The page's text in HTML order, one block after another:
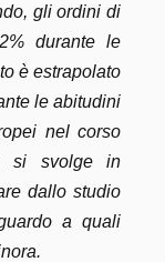
gli ordini di
durante le
è estrapolato
le abitudini
nel corso
si svolge in
dallo studio
a quali